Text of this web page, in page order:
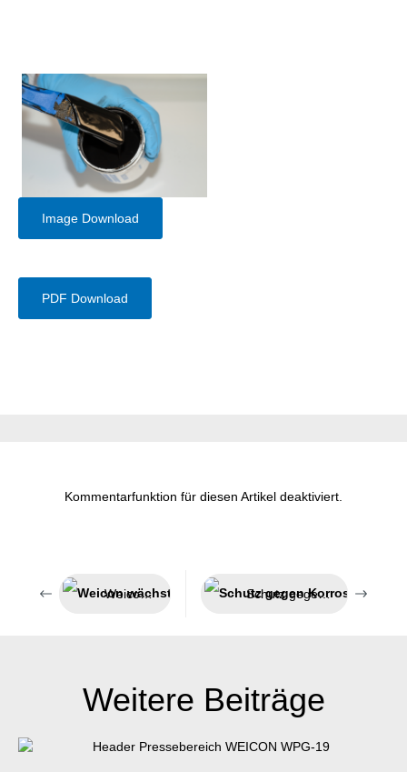
Image Download
PDF Download
Kommentarfunktion für diesen Artikel deaktiviert.
Weicon wächst weiter Schutz gegen Korrosion, Festfressen und Verschleiß
Weitere Beiträge